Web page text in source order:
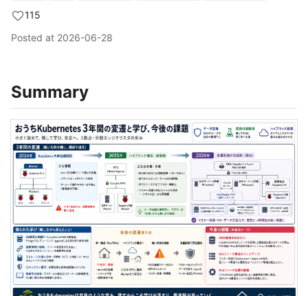
115
Posted at 2026-06-28
Summary